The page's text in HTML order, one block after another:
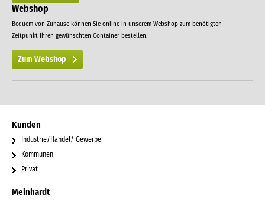
Webshop
Bequem von Zuhause können Sie online in unserem Webshop zum benötigten
Zeitpunkt Ihren gewünschten Container bestellen.
Zum Webshop
Kunden
Industrie/Handel/ Gewerbe
Kommunen
Privat
Meinhardt